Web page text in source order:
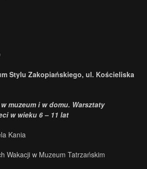
Stylu Zakopiańskiego, ul. Kościeliska
muzeum i w domu. Warsztaty
w wieku 6 – 11 lat
Kania
Wakacji w Muzeum Tatrzańskim